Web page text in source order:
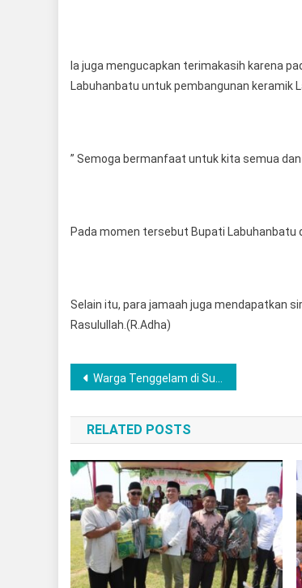
Ia juga mengucapkan terimakasih karena
Labuhanbatu untuk pembangunan keramik
” Semoga bermanfaat untuk kita semua
Pada momen tersebut Bupati Labuhanbatu
Selain itu, para jamaah juga mendapatkan
Rasulullah.(R.Adha)
Post
navigation
Warga Tenggelam di Sungai Musi Sedang Mencari Ikan, Polsek Muara Lakitan Polres Musi Rawas Sigap Lakukan Pencarian Korban
RELATED POSTS